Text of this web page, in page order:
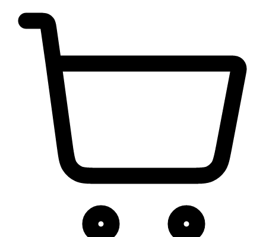
μας επεξεργαζόμαστε προσωπικά σας δεδομένα, π.χ. τη
διεύθυνση IP σας, χρησιμοποιώντας τεχνολογία όπως cookies
για να αποθηκεύουμε και να έχουμε πρόσβαση σε πληροφορίες
στη συσκευή σας, με σκοπό την προβολή εξατομικευμένων
διαφημίσεων και περιεχομένου, τις μετρήσεις σχετικά με
διαφημίσεις και περιεχόμενο, την καλύτερη εικόνα του κοινού
μας και την ανάπτυξη προϊόντων. Επίσης, κοινοποιούμε
πληροφορίες σχετικά με την από μέρους σας χρήση της
τοποθεσίας μας στους συνεργάτες μέσων κοινωνικής
δικτύωσης, διαφημίσεων και ανάλυσης.